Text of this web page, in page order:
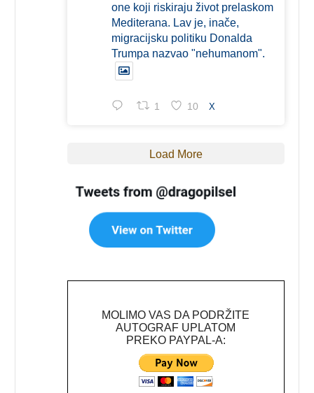
one koji riskiraju život prelaskom
Mediterana. Lav je, inače,
migracijsku politiku Donalda
Trumpa nazvao "nehumanom".
1 10 X
Load More
MOLIMO VAS DA PODRŽITE
AUTOGRAF UPLATOM
PREKO PAYPAL-A: